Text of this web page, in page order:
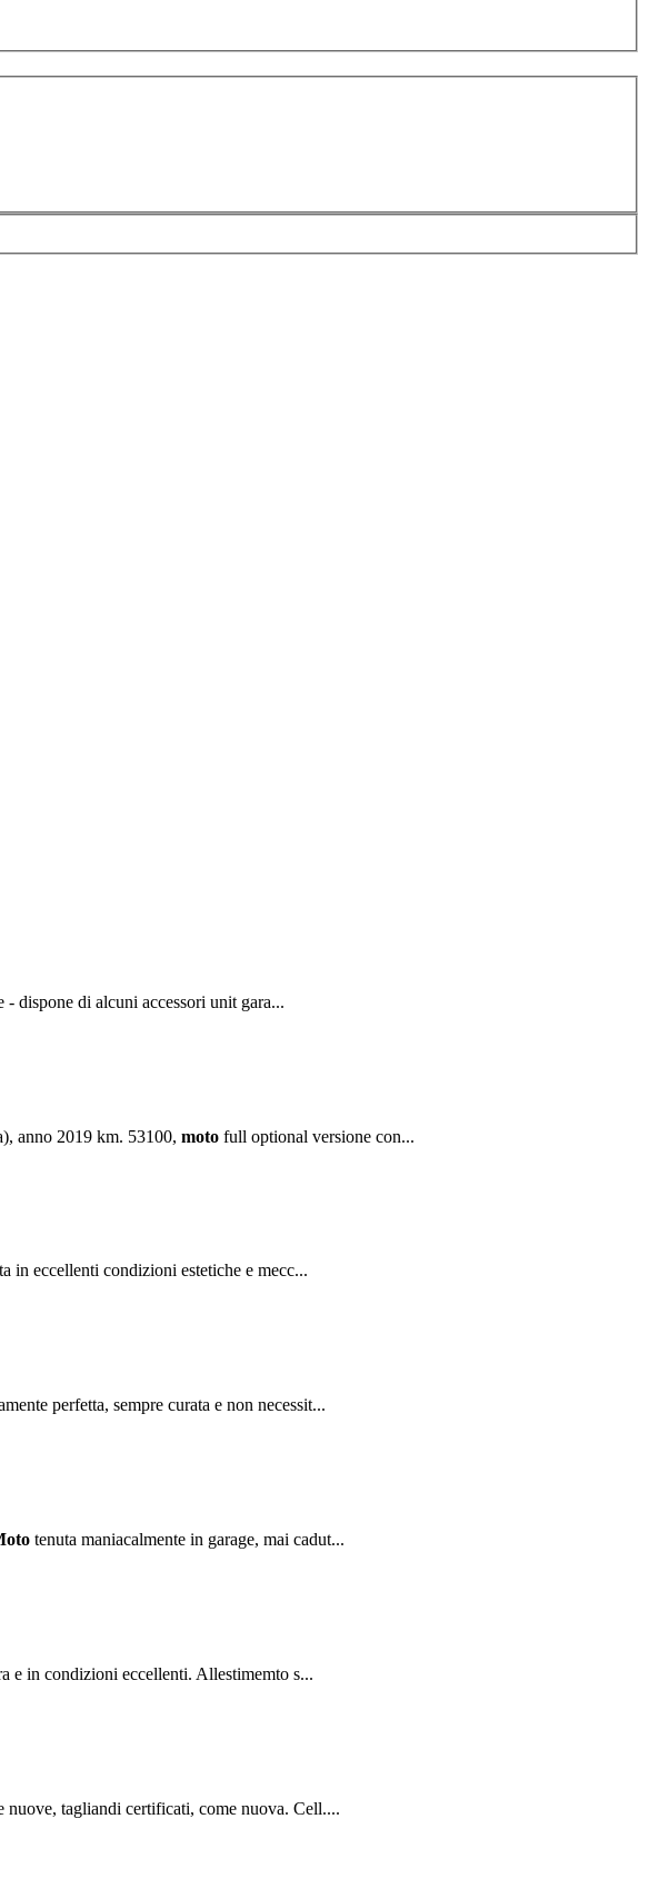
dispone di alcuni accessori unit gara...
anno 2019 km. 53100, moto full optional versione con...
in eccellenti condizioni estetiche e mecc...
perfetta, sempre curata e non necessit...
tenuta maniacalmente in garage, mai cadut...
e in condizioni eccellenti. Allestimemto s...
tagliandi certificati, come nuova. Cell....